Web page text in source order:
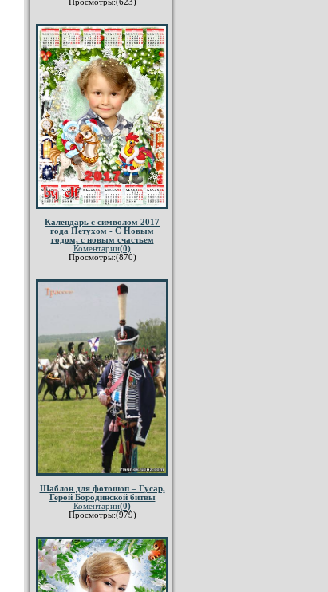
Просмотры:(623)
Календарь с символом 2017
года Петухом - С Новым
годом, с новым счастьем
Коментарии(0)
Просмотры:(870)
Шаблон для фотошоп – Гусар,
Герой Бородинской битвы
Коментарии(0)
Просмотры:(979)